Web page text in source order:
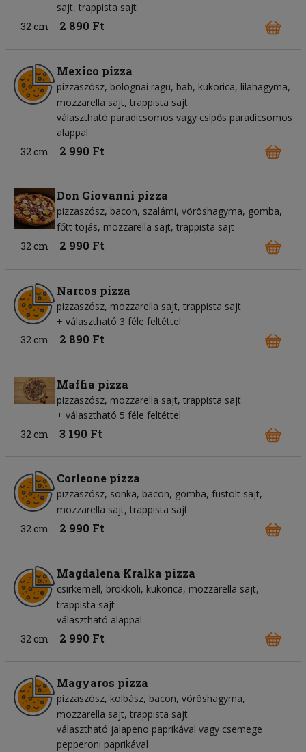
sajt trappista sajt
32 cm
2 890 Ft
Mexico pizza
pizzaszósz bolognai ragu bab kukorica lilahagyma
mozzarella sajt trappista sajt
választható paradicsomos vagy csípős paradicsomos
alappal
32 cm
2 990 Ft
Don Giovanni pizza
pizzaszósz bacon szalámi vöröshagyma gomba
főtt tojás mozzarella sajt trappista sajt
32 cm
2 990 Ft
Narcos pizza
pizzaszósz mozzarella sajt trappista sajt
+ választható 3 féle feltéttel
32 cm
2 890 Ft
Maffia pizza
pizzaszósz mozzarella sajt trappista sajt
+ választható 5 féle feltéttel
32 cm
3 190 Ft
Corleone pizza
pizzaszósz sonka bacon gomba füstölt sajt
mozzarella sajt trappista sajt
32 cm
2 990 Ft
Magdalena Kralka pizza
csirkemell brokkoli kukorica mozzarella sajt
trappista sajt
választható alappal
32 cm
2 990 Ft
Magyaros pizza
pizzaszósz kolbász bacon vöröshagyma
mozzarella sajt trappista sajt
választható jalapeno paprikával vagy csemege
pepperoni paprikával